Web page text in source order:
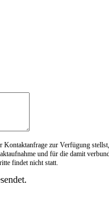
Kontaktanfrage zur Verfügung
und für die damit
findet nicht statt.